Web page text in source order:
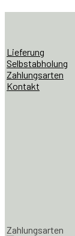
Lieferung
Selbstabholung
Zahlungsarten
Kontakt
Zahlungsarten